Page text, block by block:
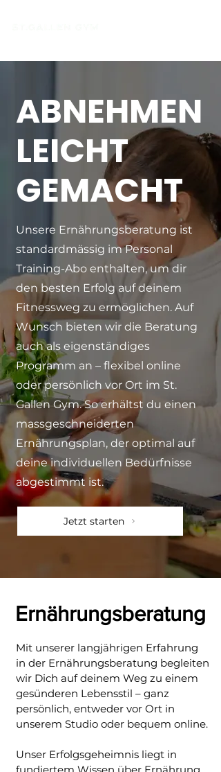
ABNEHMEN
LEICHT
GEMACHT
Unsere Ernährungsberatung ist
standardmässig im Personal
Training-Abo enthalten, um dir
den besten Erfolg auf deinem
Fitnessweg zu ermöglichen. Auf
Wunsch bieten wir die Beratung
auch als eigenständiges
Programm an – flexibel online
oder persönlich vor Ort im St.
Gallen Gym. So erhältst du einen
massgeschneiderten
Ernährungsplan, der optimal auf
deine individuellen Bedürfnisse
abgestimmt ist.
Jetzt starten
Ernährungsberatung
Mit unserer langjährigen Erfahrung
in der Ernährungsberatung begleiten
wir Dich auf deinem Weg zu einem
gesünderen Lebensstil – ganz
persönlich, entweder vor Ort in
unserem Studio oder bequem online.
Unser Erfolgsgeheimnis liegt in